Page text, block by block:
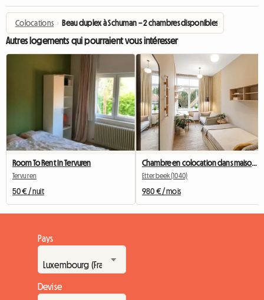
Colocations › Beau duplex à Schuman – 2 chambres disponibles
Autres logements qui pourraient vous intéresser
Room To Rent In Tervuren
Tervuren
50 € / nuit
Chambre en colocation dans maison à Montgomery (Etterbeek)
Etterbeek (1040)
980 € / mois
Pays
Devise